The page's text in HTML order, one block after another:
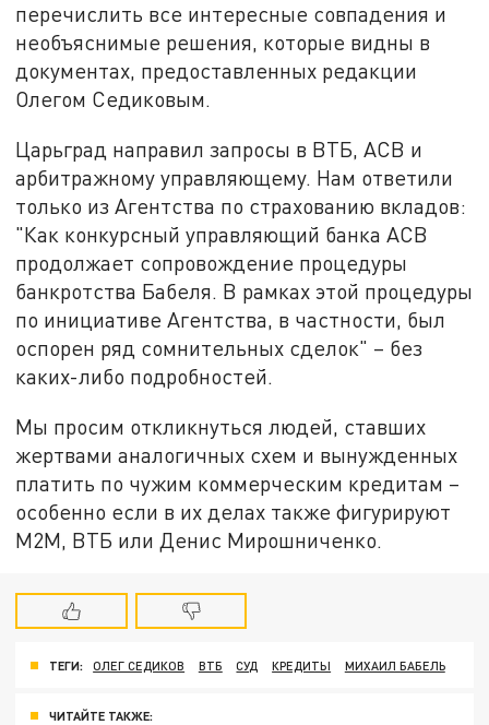
перечислить все интересные совпадения и
необъяснимые решения, которые видны в
документах, предоставленных редакции
Олегом Седиковым.
Царьград направил запросы в ВТБ, АСВ и
арбитражному управляющему. Нам ответили
только из Агентства по страхованию вкладов:
"Как конкурсный управляющий банка АСВ
продолжает сопровождение процедуры
банкротства Бабеля. В рамках этой процедуры
по инициативе Агентства, в частности, был
оспорен ряд сомнительных сделок" – без
каких-либо подробностей.
Мы просим откликнуться людей, ставших
жертвами аналогичных схем и вынужденных
платить по чужим коммерческим кредитам –
особенно если в их делах также фигурируют
М2М, ВТБ или Денис Мирошниченко.
ТЕГИ: ОЛЕГ СЕДИКОВ ВТБ СУД КРЕДИТЫ МИХАИЛ БАБЕЛЬ
ЧИТАЙТЕ ТАКЖЕ: